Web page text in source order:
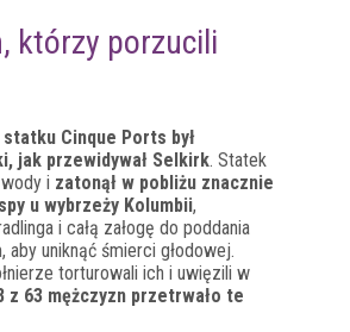
którzy porzucili
statku Cinque Ports był
jak przewidywał Selkirk. Statek
i zatonął w pobliżu znacznie
u wybrzeży Kolumbii,
i całą załogę do poddania
aby uniknąć śmierci głodowej.
torturowali ich i uwięzili w
z 63 mężczyzn przetrwało te